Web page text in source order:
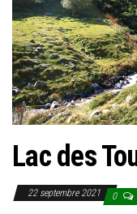
Lac des
22 septembre 2021 0